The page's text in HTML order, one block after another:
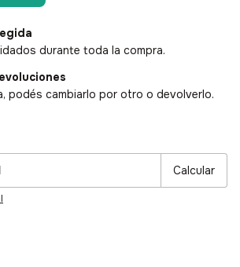
durante toda la compra.
podés cambiarlo por otro o devolverlo.
Calcular